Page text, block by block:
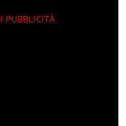
PUBBLICITÀ